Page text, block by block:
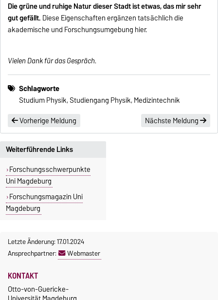
Die grüne und ruhige Natur dieser Stadt ist etwas, das mir sehr
gut gefällt. Diese Eigenschaften ergänzen tatsächlich die
akademische und Forschungsumgebung hier.
Vielen Dank für das Gespräch.
Schlagworte
Studium Physik, Studiengang Physik, Medizintechnik
Vorherige Meldung
Nächste Meldung
Weiterführende Links
Forschungsschwerpunkte
Uni Magdeburg
Forschungsmagazin Uni
Magdeburg
Letzte Änderung: 17.01.2024
Ansprechpartner:
Webmaster
KONTAKT
Otto-von-Guericke-